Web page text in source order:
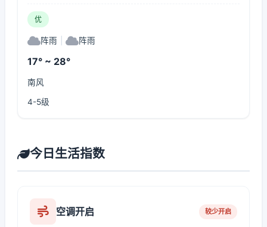
优
阵雨 阵雨
17° ~ 28°
南风
4-5级
今日生活指数
空调开启 较少开启